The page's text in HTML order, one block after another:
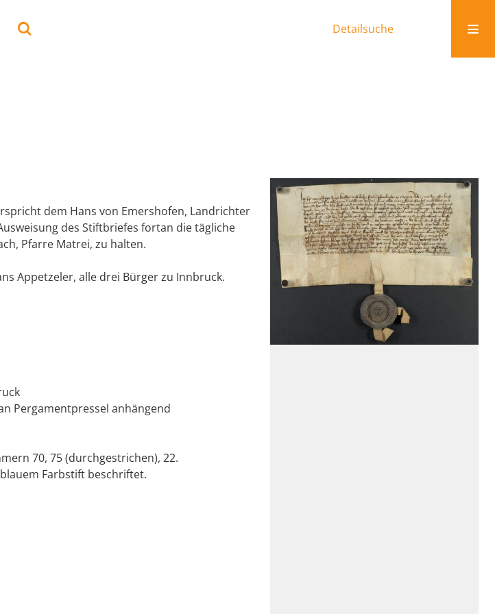
Detailsuche
dem Hans von Emershofen, Landrichter
des Stiftbriefes fortan die tägliche
Pfarre Matrei, zu halten.
Appetzeler, alle drei Bürger zu Innbruck.
Pergamentpressel anhängend
70, 75 (durchgestrichen), 22.
Farbstift beschriftet.